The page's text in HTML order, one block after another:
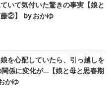
いて気付いた驚きの事実【娘と
②】 by おかゆ
を心配していたら、引っ越しを
係に変化が…【娘と母と思春期
かゆ